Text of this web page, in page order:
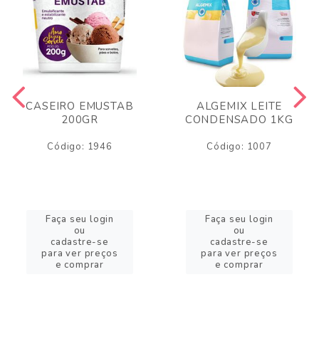
CASEIRO EMUSTAB
200GR
Código: 1946
Faça seu login
ou
cadastre-se
para ver preços
e comprar
ALGEMIX LEITE
CONDENSADO 1KG
Código: 1007
Faça seu login
ou
cadastre-se
para ver preços
e comprar